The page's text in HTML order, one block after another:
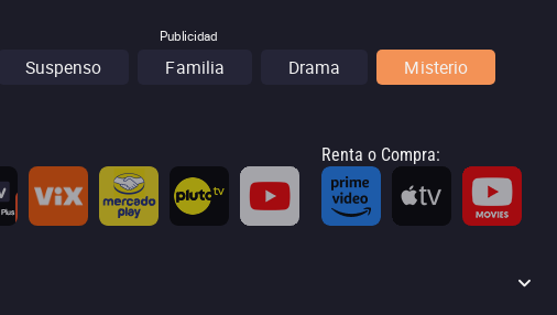
Publicidad
Suspenso Familia Drama Misterio
Renta o Compra: